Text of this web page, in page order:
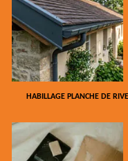
HABILLAGE PLANCHE DE